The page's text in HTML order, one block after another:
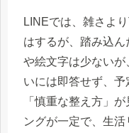
LINEでは、雑さよ
はするが、踏み込
や絵文字は少ない
いには即答せず、
「慎重な整え方」
ングが一定で、生